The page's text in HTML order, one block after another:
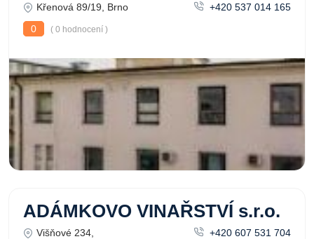
Křenová 89/19, Brno
+420 537 014 165
0
( 0 hodnocení )
ADÁMKOVO VINAŘSTVÍ s.r.o.
Višňové 234,
+420 607 531 704